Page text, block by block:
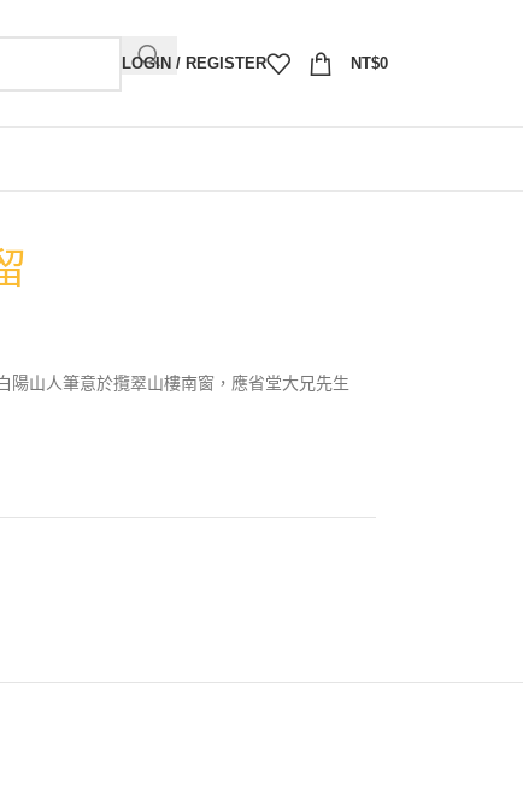
LOGIN / REGISTER NT$0
陽山人筆意於攬翠山樓南窗，應省堂大兄先生